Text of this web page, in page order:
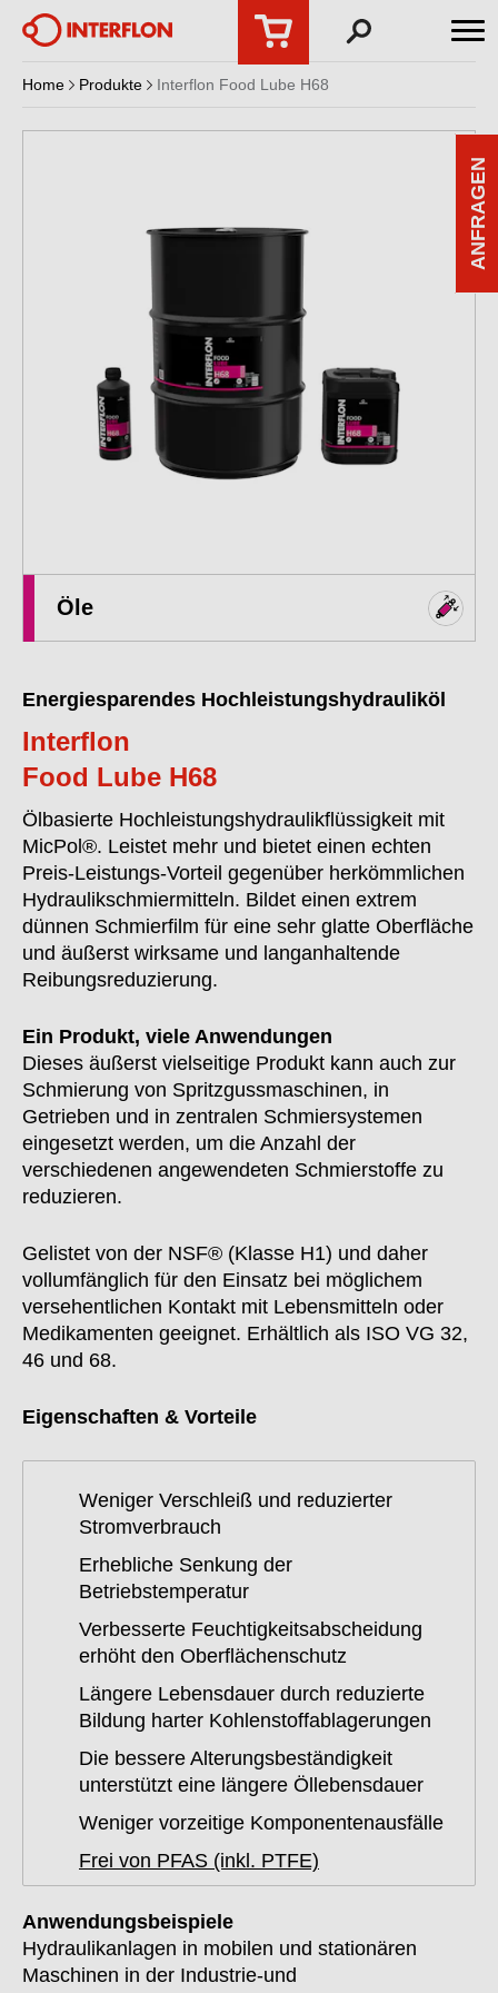
Home Produkte Interflon Food Lube H68
Öle
Energiesparendes Hochleistungshydrauliköl
Interflon
Food Lube H68
Ölbasierte Hochleistungshydraulikflüssigkeit mit
MicPol®. Leistet mehr und bietet einen echten
Preis-Leistungs-Vorteil gegenüber herkömmlichen
Hydraulikschmiermitteln. Bildet einen extrem
dünnen Schmierfilm für eine sehr glatte Oberfläche
und äußerst wirksame und langanhaltende
Reibungsreduzierung.
Ein Produkt, viele Anwendungen
Dieses äußerst vielseitige Produkt kann auch zur
Schmierung von Spritzgussmaschinen, in
Getrieben und in zentralen Schmiersystemen
eingesetzt werden, um die Anzahl der
verschiedenen angewendeten Schmierstoffe zu
reduzieren.
Gelistet von der NSF® (Klasse H1) und daher
vollumfänglich für den Einsatz bei möglichem
versehentlichen Kontakt mit Lebensmitteln oder
Medikamenten geeignet. Erhältlich als ISO VG 32,
46 und 68.
Eigenschaften & Vorteile
Weniger Verschleiß und reduzierter
Stromverbrauch
Erhebliche Senkung der
Betriebstemperatur
Verbesserte Feuchtigkeitsabscheidung
erhöht den Oberflächenschutz
Längere Lebensdauer durch reduzierte
Bildung harter Kohlenstoffablagerungen
Die bessere Alterungsbeständigkeit
unterstützt eine längere Öllebensdauer
Weniger vorzeitige Komponentenausfälle
Frei von PFAS (inkl. PTFE)
Anwendungsbeispiele
Hydraulikanlagen in mobilen und stationären
Maschinen in der Industrie-und
ANFRAGEN